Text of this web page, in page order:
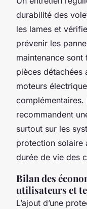
durabilité des
les lames et
prévenir les
maintenance
pièces détachées
moteurs
recommandent
surtout sur les
protection solaire
durée de vie des
Bilan des
utilisateurs et
L’ajout d’une